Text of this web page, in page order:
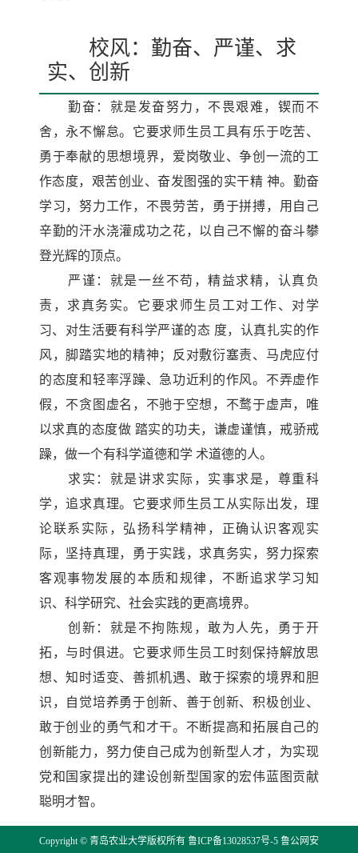
校风：勤奋、严谨、求
实、创新
勤奋：就是发奋努力，不畏艰难，锲而不
舍，永不懈怠。它要求师生员工具有乐于吃苦、
勇于奉献的思想境界，爱岗敬业、争创一流的工
作态度，艰苦创业、奋发图强的实干精 神。勤奋
学习，努力工作，不畏劳苦，勇于拼搏，用自己
辛勤的汗水浇灌成功之花，以自己不懈的奋斗攀
登光辉的顶点。
严谨：就是一丝不苟，精益求精，认真负
责，求真务实。它要求师生员工对工作、对学
习、对生活要有科学严谨的态 度，认真扎实的作
风，脚踏实地的精神；反对敷衍塞责、马虎应付
的态度和轻率浮躁、急功近利的作风。不弄虚作
假，不贪图虚名，不驰于空想，不鹜于虚声，唯
以求真的态度做 踏实的功夫，谦虚谨慎，戒骄戒
躁，做一个有科学道德和学 术道德的人。
求实：就是讲求实际，实事求是，尊重科
学，追求真理。它要求师生员工从实际出发，理
论联系实际，弘扬科学精神，正确认识客观实
际，坚持真理，勇于实践，求真务实，努力探索
客观事物发展的本质和规律，不断追求学习知
识、科学研究、社会实践的更高境界。
创新：就是不拘陈规，敢为人先，勇于开
拓，与时俱进。它要求师生员工时刻保持解放思
想、知时适变、善抓机遇、敢于探索的境界和胆
识，自觉培养勇于创新、善于创新、积极创业、
敢于创业的勇气和才干。不断提高和拓展自己的
创新能力，努力使自己成为创新型人才，为实现
党和国家提出的建设创新型国家的宏伟蓝图贡献
聪明才智。
Copyright © 青岛农业大学版权所有 鲁ICP备13028537号-5 鲁公网安